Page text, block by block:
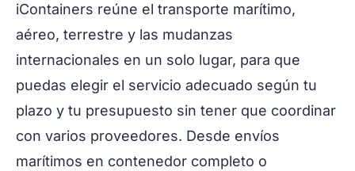
iContainers reúne el transporte marítimo,
aéreo, terrestre y las mudanzas
internacionales en un solo lugar, para que
puedas elegir el servicio adecuado según tu
plazo y tu presupuesto sin tener que coordinar
con varios proveedores. Desde envíos
marítimos en contenedor completo o